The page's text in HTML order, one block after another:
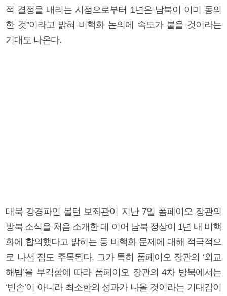
적 결정을 내리는 시점으로부터 1년은 남북이 이미 동의
한 것”이라고 밝혀 비핵화 논의에 속도가 붙을 것이라는
기대도 나온다.
대북 강경파인 볼턴 보좌관이 지난 7일 폼페이오 장관의
방북 소식을 처음 소개한 데 이어 남북 정상이 1년 내 비핵
화에 합의했다고 밝히는 등 비핵화 문제에 대해 적극적으
로 나선 점도 주목된다. 그가 특히 폼페이오 장관의 ‘외교
해법’을 부각함에 따라 폼페이오 장관의 4차 방북에서는
‘빈손’이 아니라 최소한의 성과가 나올 것이라는 기대감이